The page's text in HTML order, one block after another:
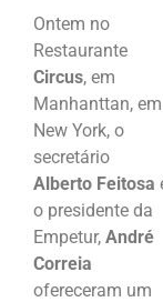
Ontem no
Restaurante
Circus, em
Manhanttan, em
New York, o
secretário
Alberto Feitosa
o presidente da
Empetur, André
Correia
ofereceram um